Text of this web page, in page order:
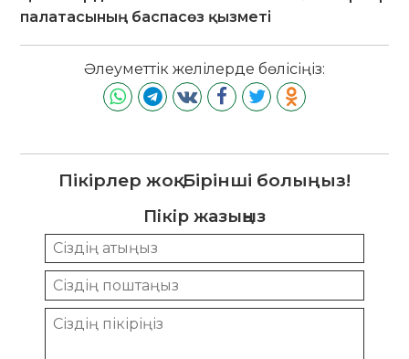
палатасының баспасөз қызметі
Әлеуметтік желілерде бөлісіңіз:
Пікірлер жоқ. Бірінші болыңыз!
Пікір жазыңыз